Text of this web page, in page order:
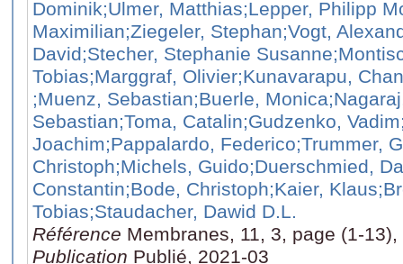
Dominik;Ulmer, Matthias;Lepper, Philipp
Maximilian;Ziegeler, Stephan;Vogt,
David;Stecher, Stephanie Susanne
Tobias;Marggraf, Olivier;Kunavarapu,
;Muenz, Sebastian;Buerle, Monica
Sebastian;Toma, Catalin;Gudzenko, Vadim
Joachim;Pappalardo, Federico;Trummer,
Christoph;Michels, Guido;Duerschmied,
Constantin;Bode, Christoph;Kaier, Klaus
Tobias;Staudacher, Dawid D.L.
Référence Membranes, 11, 3, page (1-13),
Publication Publié, 2021-03